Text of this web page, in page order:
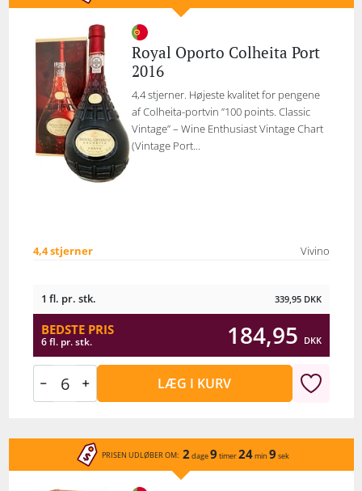
Royal Oporto Colheita Port
2016
4,4 stjerner. Højeste kvalitet for pengene
af Colheita-portvin ”100 points. Classic
Vintage” – Wine Enthusiast Vintage Chart
(Vintage Port...
4,4 stjerner Vivino
1 fl. pr. stk. 339,95 DKK
BEDSTE PRIS
6 fl. pr. stk. 184,95 DKK
LÆG I KURV
PRISEN UDLØBER OM: 2 dage9 timer24min 9 sek